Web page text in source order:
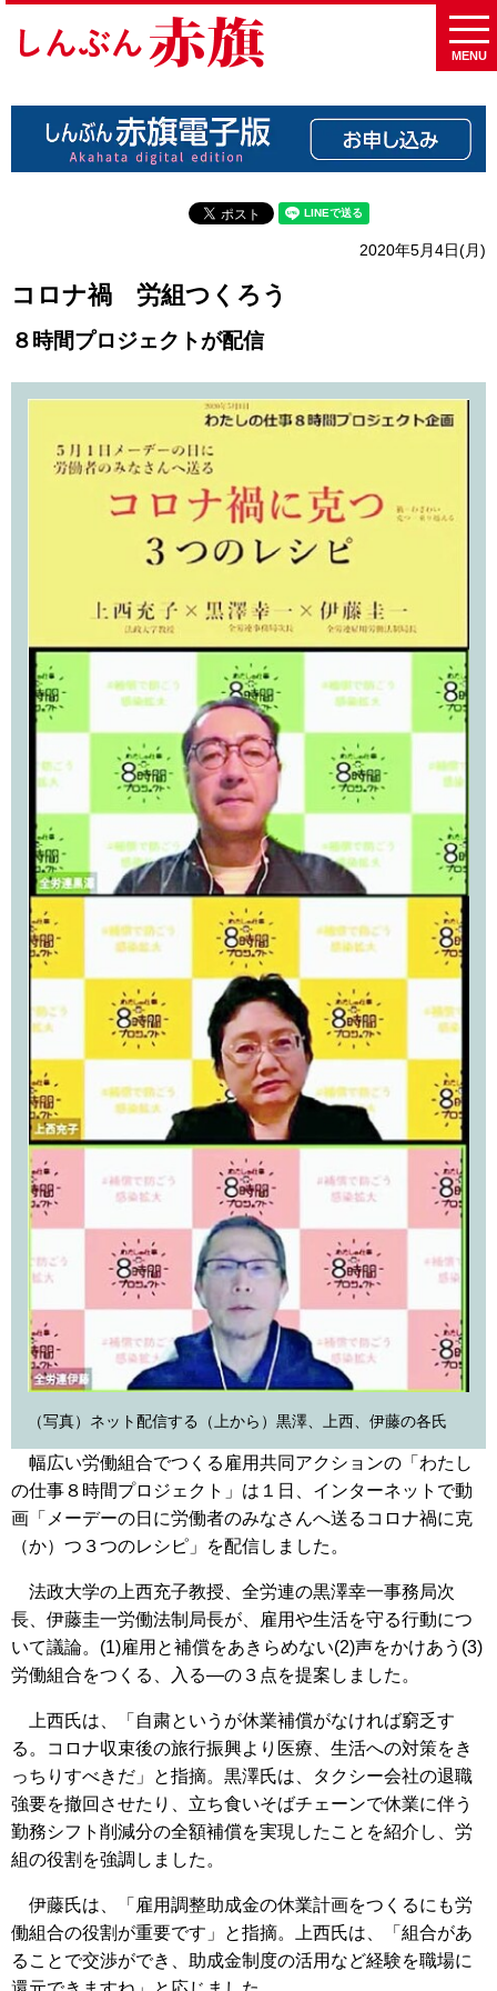
MENU
2020年5月4日(月)
コロナ禍 労組つくろう
８時間プロジェクトが配信
（写真）ネット配信する（上から）黒澤、上西、伊藤の各氏
幅広い労働組合でつくる雇用共同アクションの「わたし
の仕事８時間プロジェクト」は１日、インターネットで動
画「メーデーの日に労働者のみなさんへ送るコロナ禍に克
（か）つ３つのレシピ」を配信しました。
法政大学の上西充子教授、全労連の黒澤幸一事務局次
長、伊藤圭一労働法制局長が、雇用や生活を守る行動につ
いて議論。(1)雇用と補償をあきらめない(2)声をかけあう(3)
労働組合をつくる、入る―の３点を提案しました。
上西氏は、「自粛というが休業補償がなければ窮乏す
る。コロナ収束後の旅行振興より医療、生活への対策をき
っちりすべきだ」と指摘。黒澤氏は、タクシー会社の退職
強要を撤回させたり、立ち食いそばチェーンで休業に伴う
勤務シフト削減分の全額補償を実現したことを紹介し、労
組の役割を強調しました。
伊藤氏は、「雇用調整助成金の休業計画をつくるにも労
働組合の役割が重要です」と指摘。上西氏は、「組合があ
ることで交渉ができ、助成金制度の活用など経験を職場に